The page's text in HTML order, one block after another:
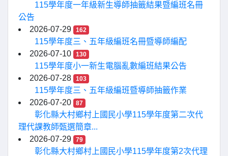
115學年度一年級新生導師抽籤結果暨編班名冊
公告
2026-07-29
162
115學年度三、五年級編班名冊暨導師編配
2026-07-10
130
115學年度小一新生電腦亂數編班結果公告
2026-07-28
103
115學年度三、五年級編班暨導師抽籤作業
2026-07-20
87
彰化縣大村鄉村上國民小學115學年度第二次代
理代課教師甄選簡章...
2026-07-29
79
彰化縣大村鄉村上國民小學115學年度第2次代理